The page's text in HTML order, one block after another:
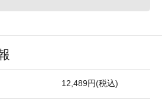
12,489円(税込)